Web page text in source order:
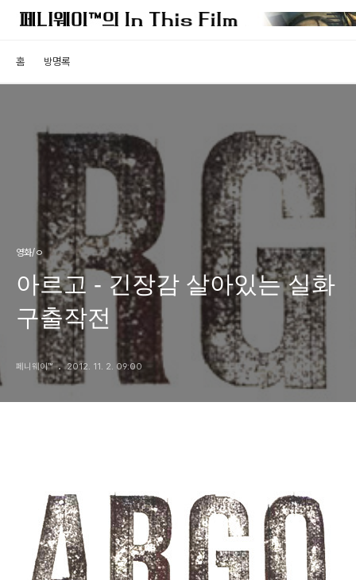
홈 방명록
영화/ㅇ
아르고 - 긴장감 살아있는 실화
구출작전
페니웨이™ 2012. 11. 2. 09:00